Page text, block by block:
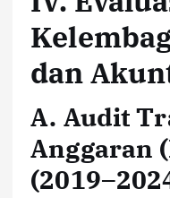
dan
A. Audit
Anggaran